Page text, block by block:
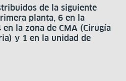
de la siguiente
planta, 6 en la
en la zona de CMA (Cirugía
y 1 en la unidad de